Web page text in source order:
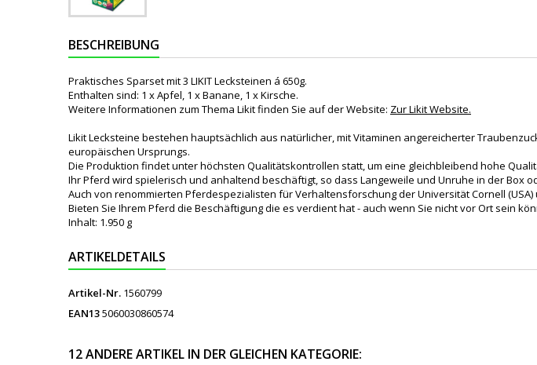
BESCHREIBUNG
Praktisches Sparset mit 3 LIKIT Lecksteinen á 650g.
Enthalten sind: 1 x Apfel, 1 x Banane, 1 x Kirsche.
Weitere Informationen zum Thema Likit finden Sie auf der Website: Zur Likit Website.
Likit Lecksteine bestehen hauptsächlich aus natürlicher, mit Vitaminen angereicherter
europäischen Ursprungs.
Die Produktion findet unter höchsten Qualitätskontrollen statt, um eine gleichbleibend hohe
Ihr Pferd wird spielerisch und anhaltend beschäftigt, so dass Langeweile und Unruhe in der Box
Auch von renommierten Pferdespezialisten für Verhaltensforschung der Universität Cornell
Bieten Sie Ihrem Pferd die Beschäftigung die es verdient hat - auch wenn Sie nicht vor Ort sein
Inhalt: 1.950 g
ARTIKELDETAILS
Artikel-Nr. 1560799
EAN135060030860574
12 ANDERE ARTIKEL IN DER GLEICHEN KATEGORIE: